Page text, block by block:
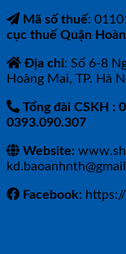
Mã số thuế:
cục thuế Quận
Địa chỉ: Số 6-8
Hoàng Mai, TP. Hà
Tổng đài CSKH :
0393.090.307
Website:
Facebook: